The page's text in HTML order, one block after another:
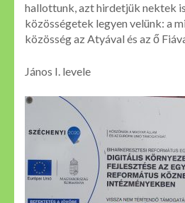
hallottunk, azt hirdetjük nektek
közösségetek legyen velünk: a
közösség az Atyával és az ő
János I. levele